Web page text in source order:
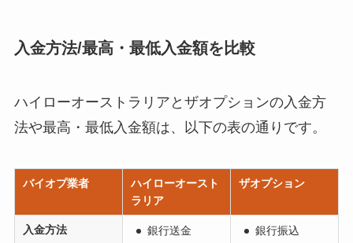
入金方法/最高・最低入金額を比較
ハイローオーストラリアとザオプションの入金方
法や最高・最低入金額は、以下の表の通りです。
バイオプ業者
ハイローオースト
ラリア
ザオプション
入金方法
銀行送金
銀行振込